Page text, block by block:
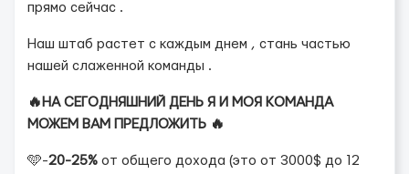
прямо сейчас .
Наш штаб растет с каждым днем , стань частью
нашей слаженной команды .
🔥НА СЕГОДНЯШНИЙ ДЕНЬ Я И МОЯ КОМАНДА
МОЖЕМ ВАМ ПРЕДЛОЖИТЬ 🔥
🩵-20-25% от общего дохода (это от 3000$ до 12